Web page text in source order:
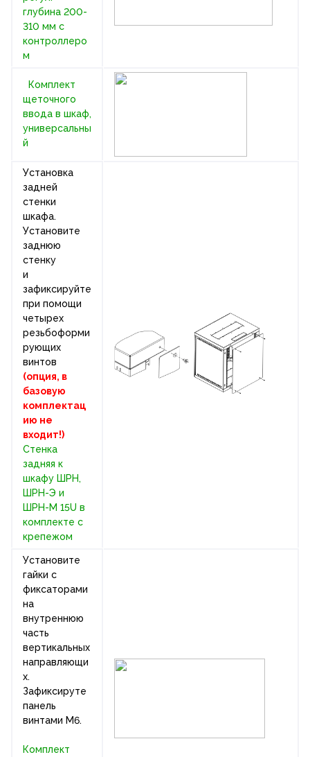
глубина 200-
310 мм с
контроллеро
м
Комплект
щеточного
ввода в шкаф,
универсальны
й
Установка
задней
стенки
шкафа.
Установите
заднюю
стенку
и
зафиксируйте
при помощи
четырех
резьбоформи
рующих
винтов
(опция, в
базовую
комплектац
ию не
входит!)
Стенка
задняя к
шкафу ШРН,
ШРН-Э и
ШРН-М 15U в
комплекте с
крепежом
Установите
гайки с
фиксаторами
на
внутреннюю
часть
вертикальных
направляющи
х.
Зафиксируте
панель
винтами М6.
Комплект